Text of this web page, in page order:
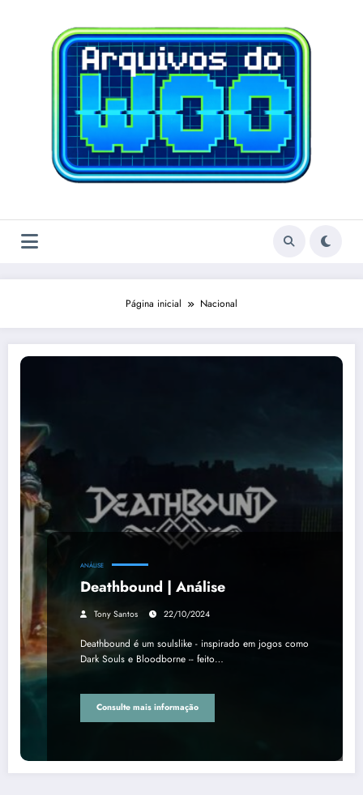
Página inicial Nacional
ANÁLISE
Deathbound | Análise
Tony Santos 22/10/2024
Deathbound é um soulslike - inspirado em jogos como
Dark Souls e Bloodborne -- feito…
Consulte mais informação